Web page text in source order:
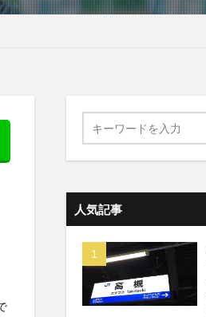
人気記事